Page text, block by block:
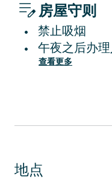
房屋守则
•
禁止吸烟
•
午夜之后办理
查看更多
地点